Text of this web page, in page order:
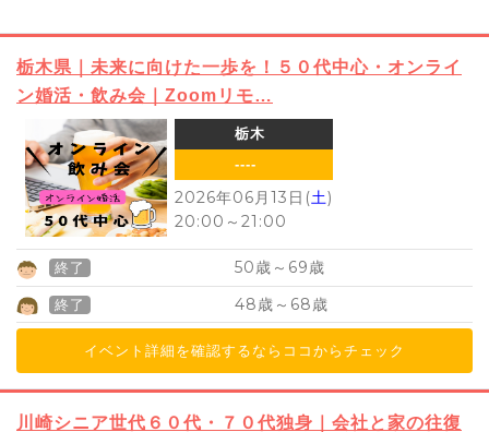
栃木県｜未来に向けた一歩を！５０代中心・オンライ
ン婚活・飲み会｜Zoomリモ…
栃木
----
2026年06月13日(土)
20:00 ～ 21:00
終了 50歳～ 69歳
終了 48歳～ 68歳
イベント詳細を確認するならココからチェック
川崎シニア世代６０代・７０代独身｜会社と家の往復